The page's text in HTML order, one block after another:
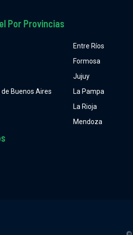
Por Provincias
Buenos Aires
Entre Ríos
Formosa
Jujuy
La Pampa
La Rioja
Mendoza